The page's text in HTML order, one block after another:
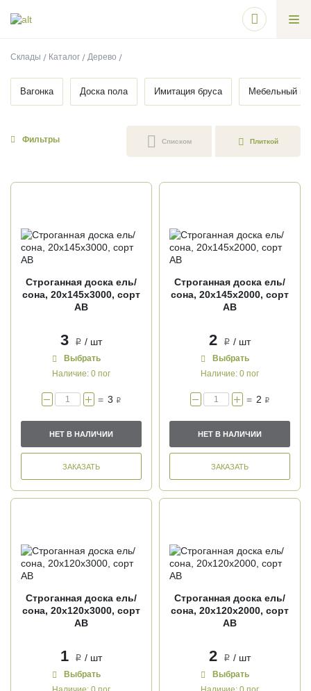
Склады Каталог Дерево
Вагонка Доска пола Имитация бруса Мебельный
Фильтры Списком Плиткой
Строганная доска ель/
сона, 20х145х3000, сорт
АВ
3 i / шт
Выбрать
Наличие: 0 пог
= 3 i
НЕТ В НАЛИЧИИ
ЗАКАЗАТЬ
Строганная доска ель/
сона, 20х145х2000, сорт
АВ
2 i / шт
Выбрать
Наличие: 0 пог
= 2 i
НЕТ В НАЛИЧИИ
ЗАКАЗАТЬ
Строганная доска ель/
сона, 20х120х3000, сорт
АВ
1 i / шт
Выбрать
Строганная доска ель/
сона, 20х120х2000, сорт
АВ
2 i / шт
Выбрать